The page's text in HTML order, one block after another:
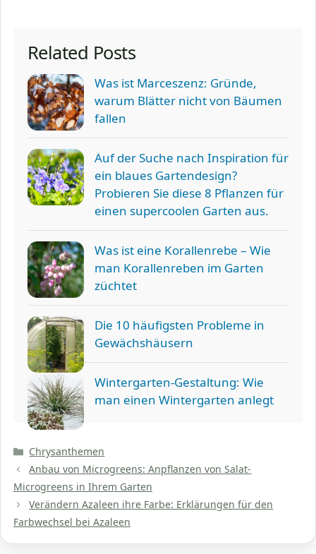
Related Posts
Was ist Marceszenz: Gründe,
warum Blätter nicht von Bäumen
fallen
Auf der Suche nach Inspiration für
ein blaues Gartendesign?
Probieren Sie diese 8 Pflanzen für
einen supercoolen Garten aus.
Was ist eine Korallenrebe – Wie
man Korallenreben im Garten
züchtet
Die 10 häufigsten Probleme in
Gewächshäusern
Wintergarten-Gestaltung: Wie
man einen Wintergarten anlegt
Kategorien
Chrysanthemen
Anbau von Microgreens: Anpflanzen von Salat-
Microgreens in Ihrem Garten
Verändern Azaleen ihre Farbe: Erklärungen für den
Farbwechsel bei Azaleen